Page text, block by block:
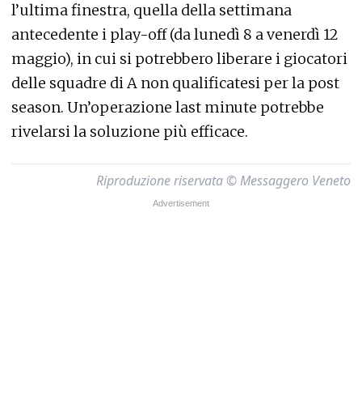
l’ultima finestra, quella della settimana
antecedente i play-off (da lunedì 8 a venerdì 12
maggio), in cui si potrebbero liberare i giocatori
delle squadre di A non qualificatesi per la post
season. Un’operazione last minute potrebbe
rivelarsi la soluzione più efficace.
Riproduzione riservata © Messaggero Veneto